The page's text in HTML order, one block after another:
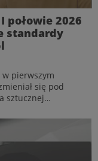
połowie 2026
standardy
pierwszym
się pod
sztucznej
świadomości